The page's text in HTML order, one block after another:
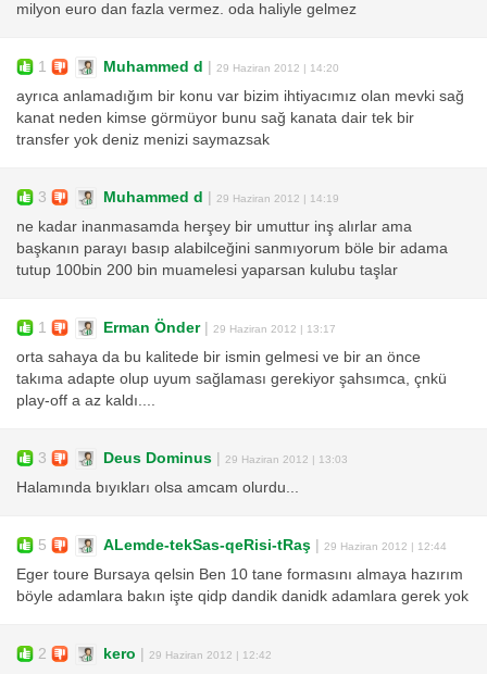
milyon euro dan fazla vermez. oda haliyle gelmez
1 Muhammed d | 29 Haziran 2012 | 14:20
ayrıca anlamadığım bir konu var bizim ihtiyacımız olan mevki sağ
kanat neden kimse görmüyor bunu sağ kanata dair tek bir
transfer yok deniz menizi saymazsak
3 Muhammed d | 29 Haziran 2012 | 14:19
ne kadar inanmasamda herşey bir umuttur inş alırlar ama
başkanın parayı basıp alabilceğini sanmıyorum böle bir adama
tutup 100bin 200 bin muamelesi yaparsan kulubu taşlar
1 Erman Önder| 29 Haziran 2012 | 13:17
orta sahaya da bu kalitede bir ismin gelmesi ve bir an önce
takıma adapte olup uyum sağlaması gerekiyor şahsımca, çnkü
play-off a az kaldı....
3 Deus Dominus | 29 Haziran 2012 | 13:03
Halamında bıyıkları olsa amcam olurdu...
5 ALemde-tekSas-qeRisi-tRaş | 29 Haziran 2012 | 12:44
Eger toure Bursaya qelsin Ben 10 tane formasını almaya hazırım
böyle adamlara bakın işte qidp dandik danidk adamlara gerek yok
2 kero | 29 Haziran 2012 | 12:42